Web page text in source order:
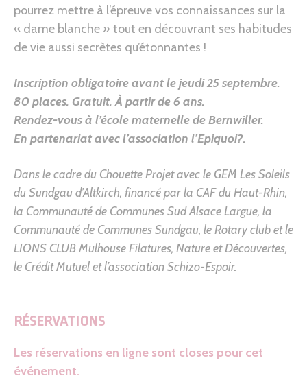
pourrez mettre à l’épreuve vos connaissances sur la
« dame blanche » tout en découvrant ses habitudes
de vie aussi secrètes qu’étonnantes !
Inscription obligatoire avant le jeudi 25 septembre.
80 places. Gratuit. À partir de 6 ans.
Rendez-vous à l’école maternelle de Bernwiller.
En partenariat avec l’association l’Epiquoi?.
Dans le cadre du Chouette Projet avec le GEM Les Soleils
du Sundgau d’Altkirch, financé par la CAF du Haut-Rhin,
la Communauté de Communes Sud Alsace Largue, la
Communauté de Communes Sundgau, le Rotary club et le
LIONS CLUB Mulhouse Filatures, Nature et Découvertes,
le Crédit Mutuelet l’association Schizo-Espoir.
RÉSERVATIONS
Les réservations en ligne sont closes pour cet
événement.